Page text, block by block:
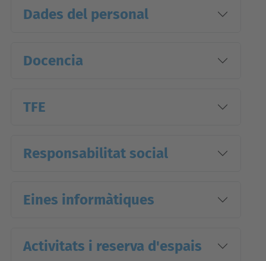
Dades del personal
Docencia
TFE
Responsabilitat social
Eines informàtiques
Activitats i reserva d'espais